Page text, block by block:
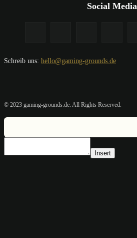
Social Media
Schreib uns: hello@gaming-grounds.de
© 2023 gaming-grounds.de. All Rights Reserved.
Insert